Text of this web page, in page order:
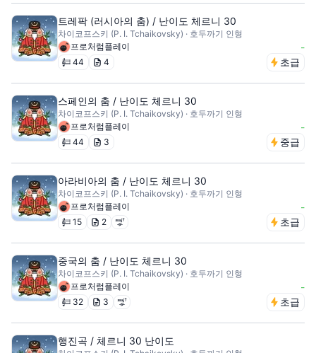
트레팍 (러시아의 춤) / 난이도 체르니 30
차이코프스키 (P. I. Tchaikovsky) · 호두까기 인형
프로처럼플레이
-
44 4 초급
스페인의 춤 / 난이도 체르니 30
차이코프스키 (P. I. Tchaikovsky) · 호두까기 인형
프로처럼플레이
-
44 3 중급
아라비아의 춤 / 난이도 체르니 30
차이코프스키 (P. I. Tchaikovsky) · 호두까기 인형
프로처럼플레이
-
15 2 초급
중국의 춤 / 난이도 체르니 30
차이코프스키 (P. I. Tchaikovsky) · 호두까기 인형
프로처럼플레이
-
32 3 초급
행진곡 / 체르니 30 난이도